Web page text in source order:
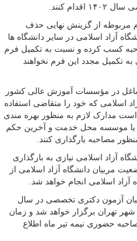
کنند.
از گزینش نهایی حذف
آزاد اسلامی در سایر دانشگاه ها
کسب کرده و نسبت به تکمیل فرم
تکمیل مجدد این فرم نخواهند
در مؤسسات آموزش عالی کشور
اسلامی که خود را متقاضی استفاده
است مدارک لازم به منظور بهره مندی
یا موسسه محل خدمت و آخرین حکم
مصاحبه بارگذاری کنند.
آزاد اسلامی نیازی به بارگذاری
مربیان دانشگاه آزاد اسلامی از
اسلامی انجام خواهد شد.
آزمون دکتری تخصصی در سال
تهران برگزار خواهد شد و زمان
حضوری نیمه تیر ماه اطلاع